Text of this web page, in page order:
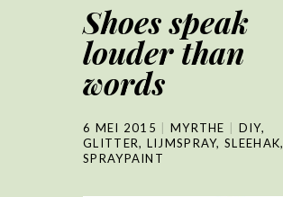
Shoes speak
louder than
words
6 MEI 2015 MYRTHE DIY,
GLITTER, LIJMSPRAY,SLEEHAK,
SPRAYPAINT